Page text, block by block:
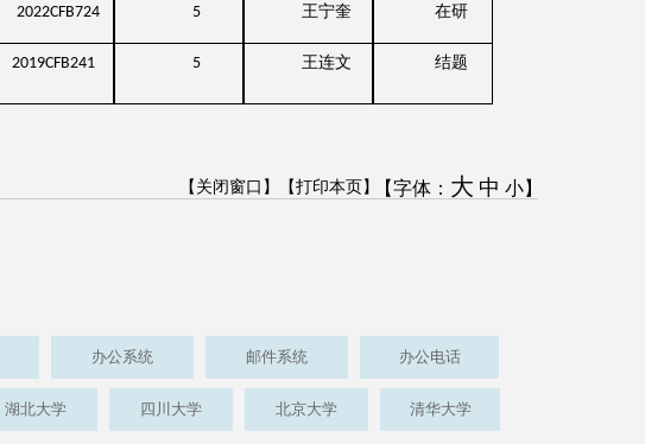
2022CFB724 5 王宁奎 在研
2019CFB241 5 王连文 结题
【字体： 大 中 小】
【打印本页】
【关闭窗口】
办公系统 邮件系统 办公电话
湖北大学 四川大学 北京大学 清华大学